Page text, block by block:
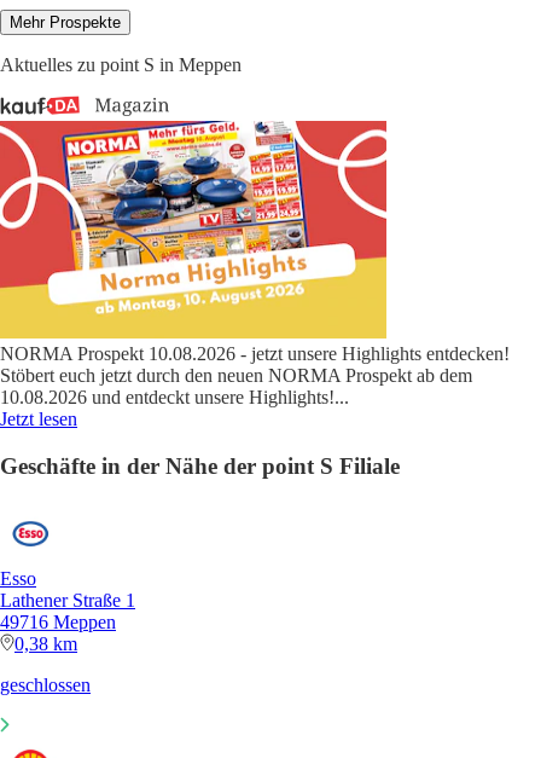
Mehr Prospekte
Aktuelles zu point S in Meppen
NORMA Prospekt 10.08.2026 - jetzt unsere Highlights entdecken!
Stöbert euch jetzt durch den neuen NORMA Prospekt ab dem
10.08.2026 und entdeckt unsere Highlights!...
Jetzt lesen
Geschäfte in der Nähe der point S Filiale
Esso
Lathener Straße 1
49716 Meppen
0,38 km
geschlossen